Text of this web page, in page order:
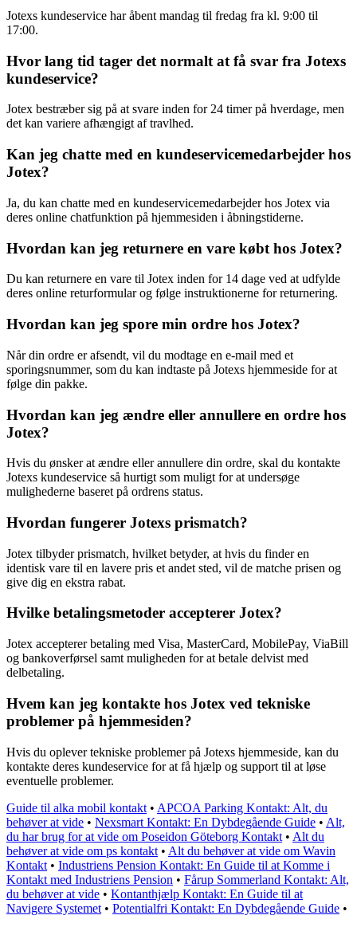
Jotexs kundeservice har åbent mandag til fredag fra kl. 9:00 til
17:00.
Hvor lang tid tager det normalt at få svar fra Jotexs
kundeservice?
Jotex bestræber sig på at svare inden for 24 timer på hverdage, men
det kan variere afhængigt af travlhed.
Kan jeg chatte med en kundeservicemedarbejder hos
Jotex?
Ja, du kan chatte med en kundeservicemedarbejder hos Jotex via
deres online chatfunktion på hjemmesiden i åbningstiderne.
Hvordan kan jeg returnere en vare købt hos Jotex?
Du kan returnere en vare til Jotex inden for 14 dage ved at udfylde
deres online returformular og følge instruktionerne for returnering.
Hvordan kan jeg spore min ordre hos Jotex?
Når din ordre er afsendt, vil du modtage en e-mail med et
sporingsnummer, som du kan indtaste på Jotexs hjemmeside for at
følge din pakke.
Hvordan kan jeg ændre eller annullere en ordre hos
Jotex?
Hvis du ønsker at ændre eller annullere din ordre, skal du kontakte
Jotexs kundeservice så hurtigt som muligt for at undersøge
mulighederne baseret på ordrens status.
Hvordan fungerer Jotexs prismatch?
Jotex tilbyder prismatch, hvilket betyder, at hvis du finder en
identisk vare til en lavere pris et andet sted, vil de matche prisen og
give dig en ekstra rabat.
Hvilke betalingsmetoder accepterer Jotex?
Jotex accepterer betaling med Visa, MasterCard, MobilePay, ViaBill
og bankoverførsel samt muligheden for at betale delvist med
delbetaling.
Hvem kan jeg kontakte hos Jotex ved tekniske
problemer på hjemmesiden?
Hvis du oplever tekniske problemer på Jotexs hjemmeside, kan du
kontakte deres kundeservice for at få hjælp og support til at løse
eventuelle problemer.
Guide til alka mobil kontakt • APCOA Parking Kontakt: Alt, du
behøver at vide • Nexsmart Kontakt: En Dybdegående Guide • Alt,
du har brug for at vide om Poseidon Göteborg Kontakt • Alt du
behøver at vide om ps kontakt • Alt du behøver at vide om Wavin
Kontakt • Industriens Pension Kontakt: En Guide til at Komme i
Kontakt med Industriens Pension • Fårup Sommerland Kontakt: Alt,
du behøver at vide • Kontanthjælp Kontakt: En Guide til at
Navigere Systemet • Potentialfri Kontakt: En Dybdegående Guide •